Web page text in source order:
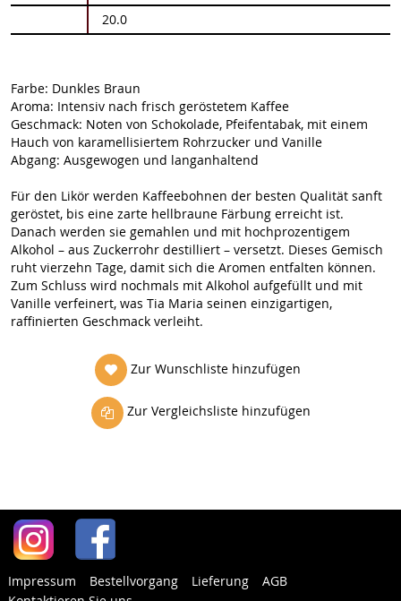
20.0
Farbe: Dunkles Braun
Aroma: Intensiv nach frisch geröstetem Kaffee
Geschmack: Noten von Schokolade, Pfeifentabak, mit einem
Hauch von karamellisiertem Rohrzucker und Vanille
Abgang: Ausgewogen und langanhaltend
Für den Likör werden Kaffeebohnen der besten Qualität sanft
geröstet, bis eine zarte hellbraune Färbung erreicht ist.
Danach werden sie gemahlen und mit hochprozentigem
Alkohol – aus Zuckerrohr destilliert – versetzt. Dieses Gemisch
ruht vierzehn Tage, damit sich die Aromen entfalten können.
Zum Schluss wird nochmals mit Alkohol aufgefüllt und mit
Vanille verfeinert, was Tia Maria seinen einzigartigen,
raffinierten Geschmack verleiht.
Zur Wunschliste hinzufügen
Zur Vergleichsliste hinzufügen
Impressum Bestellvorgang Lieferung
AGB